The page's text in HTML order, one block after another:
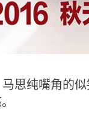
思纯嘴角的似